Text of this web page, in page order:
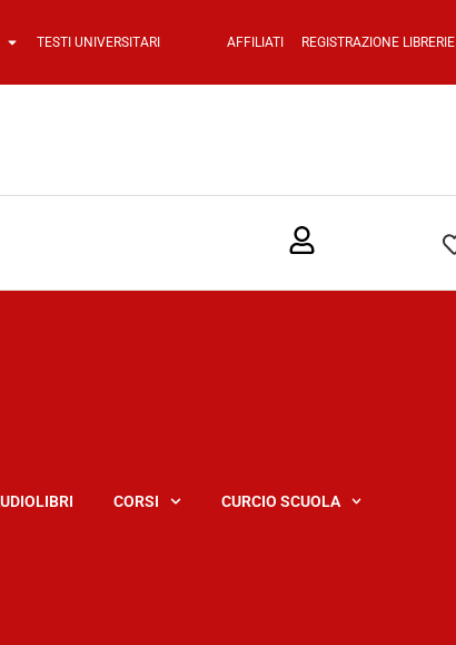
TESTI UNIVERSITARI AFFILIATI REGISTRAZIONE LIBRERIE
CORSI CURCIO SCUOLA